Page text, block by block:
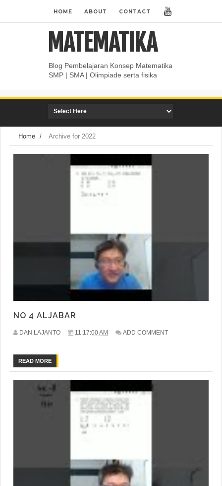
HOME ABOUT CONTACT
MATEMATIKA
Blog Pembelajaran Konsep Matematika
SMP | SMA | Olimpiade serta fisika
Home / Archive for 2022
NO 4 ALJABAR
DAN LAJANTO 11:17:00 AM ADD COMMENT
READ MORE